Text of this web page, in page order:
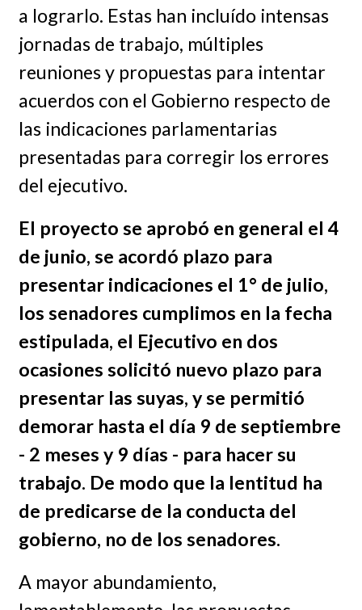
a lograrlo. Estas han incluído intensas
jornadas de trabajo, múltiples
reuniones y propuestas para intentar
acuerdos con el Gobierno respecto de
las indicaciones parlamentarias
presentadas para corregir los errores
del ejecutivo.
El proyecto se aprobó en general el 4
de junio, se acordó plazo para
presentar indicaciones el 1° de julio,
los senadores cumplimos en la fecha
estipulada, el Ejecutivo en dos
ocasiones solicitó nuevo plazo para
presentar las suyas, y se permitió
demorar hasta el día 9 de septiembre
- 2 meses y 9 días - para hacer su
trabajo. De modo que la lentitud ha
de predicarse de la conducta del
gobierno, no de los senadores.
A mayor abundamiento,